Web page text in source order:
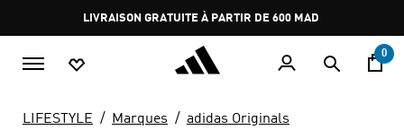
Pause
promotion
rotation
0
LIFESTYLE Marques
adidas Originals